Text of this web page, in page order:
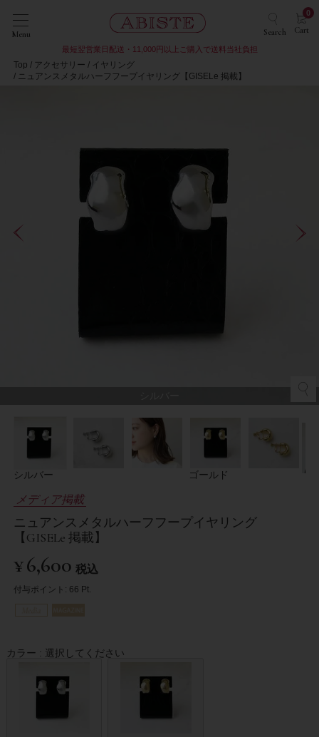
Menu Search Cart
0
最短翌営業日配送・11,000円以上ご購入で送料当社負担
Top アクセサリー
イヤリング
ニュアンスメタルハーフフープイヤリング【GISELe 掲載】
シルバー ゴールド
メディア掲載
ニュアンスメタルハーフフープイヤリング
【GISELe 掲載】
¥6,600 税込
付与ポイント: 66 Pt.
カラー 選択してください